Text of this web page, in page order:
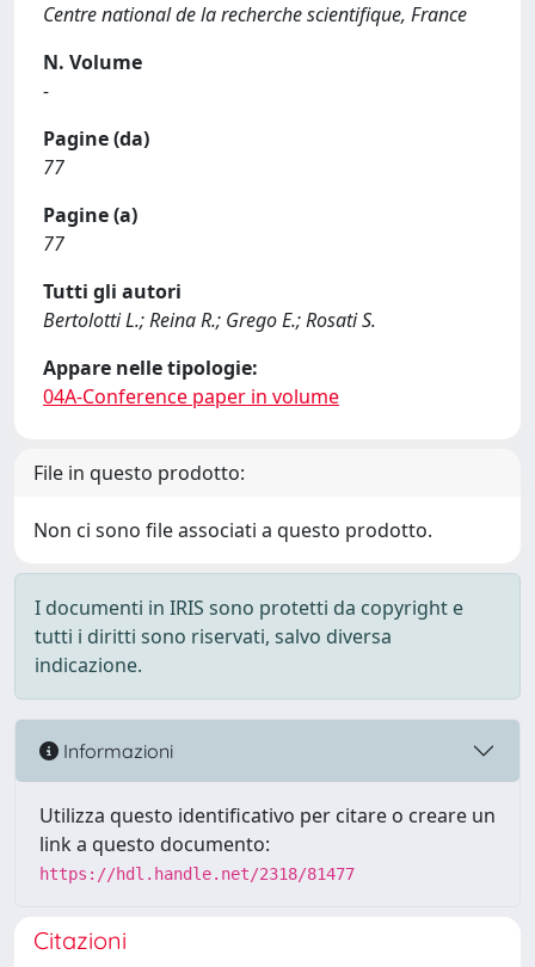
Centre national de la recherche scientifique, France
N. Volume
-
Pagine (da)
77
Pagine (a)
77
Tutti gli autori
Bertolotti L.; Reina R.; Grego E.; Rosati S.
Appare nelle tipologie:
04A-Conference paper in volume
File in questo prodotto:
Non ci sono file associati a questo prodotto.
I documenti in IRIS sono protetti da copyright e
tutti i diritti sono riservati, salvo diversa
indicazione.
Informazioni
Utilizza questo identificativo per citare o creare un
link a questo documento:
https://hdl.handle.net/2318/81477
Citazioni